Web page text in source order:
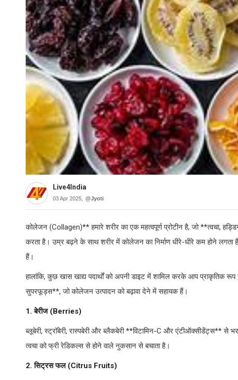
Live4India
03 Apr 2025, @Jyoti
कोलेजन (Collagen)** हमारे शरीर का एक महत्वपूर्ण प्रोटीन है, जो **त्वचा,
करता है। उम्र बढ़ने के साथ शरीर में कोलेजन का निर्माण धीरे-धीरे कम होने लगता
हैं।
हालांकि, कुछ खास खाद्य पदार्थों को अपनी डाइट में शामिल करके आप
सुपरफूड्स**, जो कोलेजन उत्पादन को बढ़ावा देने में सहायक हैं।
1. बेरीज (Berries)
ब्लूबेरी, स्ट्रॉबेरी, रास्पबेरी और ब्लैकबेरी **विटामिन-C और एंटीऑक्सीडेंट्स** से
त्वचा को फ्री रेडिकल्स से होने वाले नुकसान से बचाता है।
2. सिट्रस फल (Citrus Fruits)